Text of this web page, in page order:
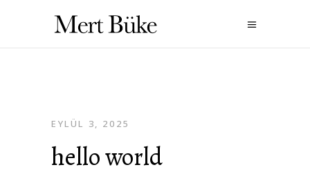
EYLÜL 3, 2025
hello world